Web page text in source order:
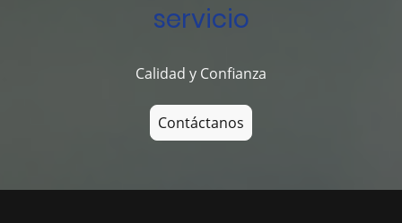
servicio
Calidad y Confianza
Contáctanos